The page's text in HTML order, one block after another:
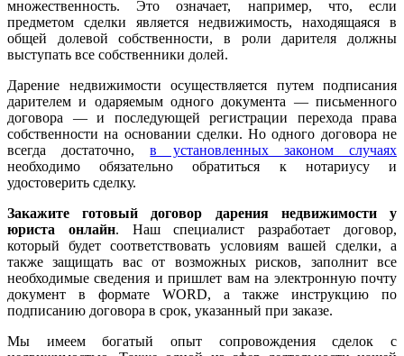
множественность. Это означает, например, что, если
предметом сделки является недвижимость, находящаяся в
общей долевой собственности, в роли дарителя должны
выступать все собственники долей.
Дарение недвижимости осуществляется путем подписания
дарителем и одаряемым одного документа — письменного
договора — и последующей регистрации перехода права
собственности на основании сделки. Но одного договора не
всегда достаточно,в установленных законом случаях
необходимо обязательно обратиться к нотариусу и
удостоверить сделку.
Закажите готовый договор дарения недвижимости у
юриста онлайн. Наш специалист разработает договор,
который будет соответствовать условиям вашей сделки, а
также защищать вас от возможных рисков, заполнит все
необходимые сведения и пришлет вам на электронную почту
документ в формате WORD, а также инструкцию по
подписанию договора в срок, указанный при заказе.
Мы имеем богатый опыт сопровождения сделок с